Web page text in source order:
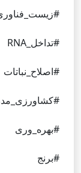
#تداخل_RNA
#اصلاح_نباتات
#بهره_وری
#برنج